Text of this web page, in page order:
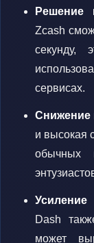
Решение
Zcash
секунду,
сервисах.
Снижение
и высокая
обычных
Усиление
Dash
может